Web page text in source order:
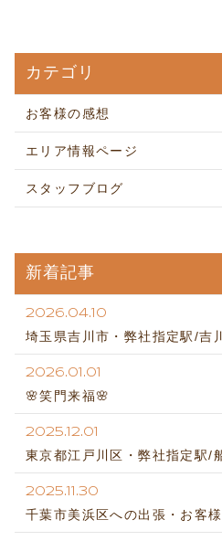
カテゴリ
お客様の感想
エリア情報ページ
スタッフブログ
新着記事
2026.04.10
埼玉県吉川市・弊社指定駅/吉
2026.01.01
🌸笑門来福🌸
2025.12.01
東京都江戸川区・弊社指定駅/
2025.11.30
千葉市美浜区への出張・お客